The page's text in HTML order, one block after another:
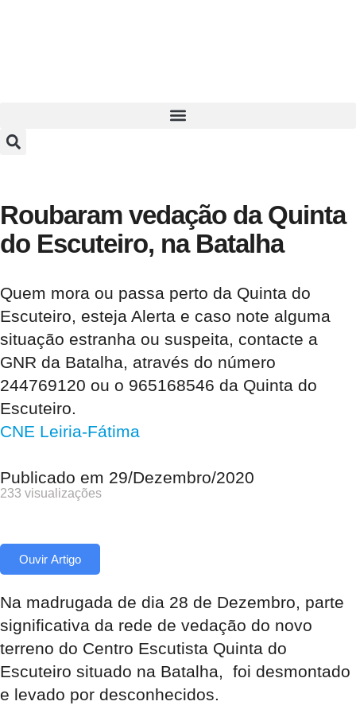
Roubaram vedação da Quinta
do Escuteiro, na Batalha
Quem mora ou passa perto da Quinta do
Escuteiro, esteja Alerta e caso note alguma
situação estranha ou suspeita, contacte a
GNR da Batalha, através do número
244769120 ou o 965168546 da Quinta do
Escuteiro.
CNE Leiria-Fátima
Publicado em 29/Dezembro/2020
233 visualizações
Ouvir Artigo
Na madrugada de dia 28 de Dezembro, parte
significativa da rede de vedação do novo
terreno do Centro Escutista Quinta do
Escuteiro situado na Batalha, foi desmontado
e levado por desconhecidos.